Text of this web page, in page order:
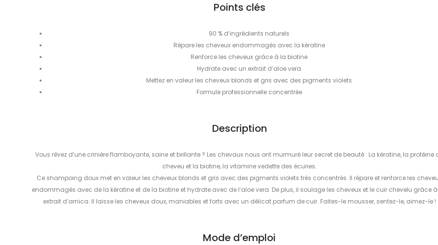
Points clés
90 % d’ingrédients naturels
Répare les cheveux endommagés avec la kératine
Renforce les cheveux grâce à la biotine
Hydrate avec un extrait d’aloe vera
Mettez en valeur les cheveux blonds et gris avec des pigments violets
Formule professionnelle concentrée
Description
Vous rêvez d’une crinière flamboyante, saine et brillante ? Les chevaux nous ont murmuré leur secret de beauté : La kératine, la protéine
cheveu et la biotine, la vitamine vedette des écuries.
Ce shampoing doux met en valeur les cheveux blonds et gris avec des pigments violets très concentrés. Il répare et renforce les
endommagés avec de la kératine et de la biotine et hydrate avec de l’aloe vera. De plus, il soulage les cheveux et le cuir chevelu grâce
extrait d’arnica. Il laisse les cheveux doux, maniables et forts avec un délicat parfum de cuir. Faites-le mousser, sentez-le, aimez-le !
Mode d’emploi